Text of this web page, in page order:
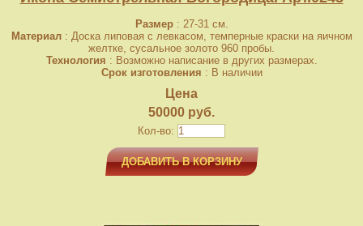
Размер: 27-31 см.
Материал: Доска липовая с левкасом, темперные краски на яичном
желтке, сусальное золото 960 пробы.
Технология : Возможно написание в других размерах.
Срок изготовления : В наличии
Цена
50000 руб.
Кол-во:
ДОБАВИТЬ В КОРЗИНУ